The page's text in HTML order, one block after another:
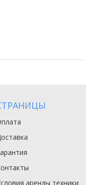
аренды техники